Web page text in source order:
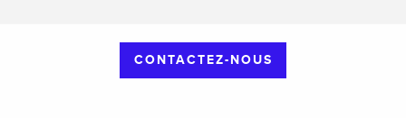
CONTACTEZ-NOUS